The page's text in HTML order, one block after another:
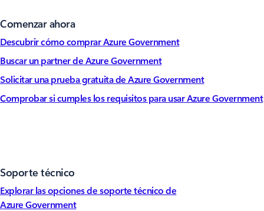
Comenzar ahora
Descubrir cómo comprar Azure Government
Buscar un partner de Azure Government
Solicitar una prueba gratuita de Azure Government
Comprobar si cumples los requisitos para usar Azure Government
Soporte técnico
Explorar las opciones de soporte técnico de
Azure Government